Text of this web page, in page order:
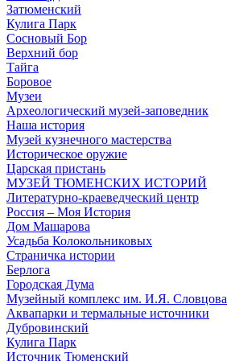
Затюменский
Кулига Парк
Сосновый Бор
Верхний бор
Тайга
Боровое
Музеи
Археологический музей-заповедник
Наша история
Музей кузнечного мастерства
Историческое оружие
Царская пристань
МУЗЕЙ ТЮМЕНСКИХ ИСТОРИЙ
Литературно-краеведческий центр
Россия – Моя История
Дом Машарова
Усадьба Колокольниковых
Страничка истории
Берлога
Городская Дума
Музейный комплекс им. И.Я. Словцова
Аквапарки и термальные источники
Дубровинский
Кулига Парк
Источник Тюменский